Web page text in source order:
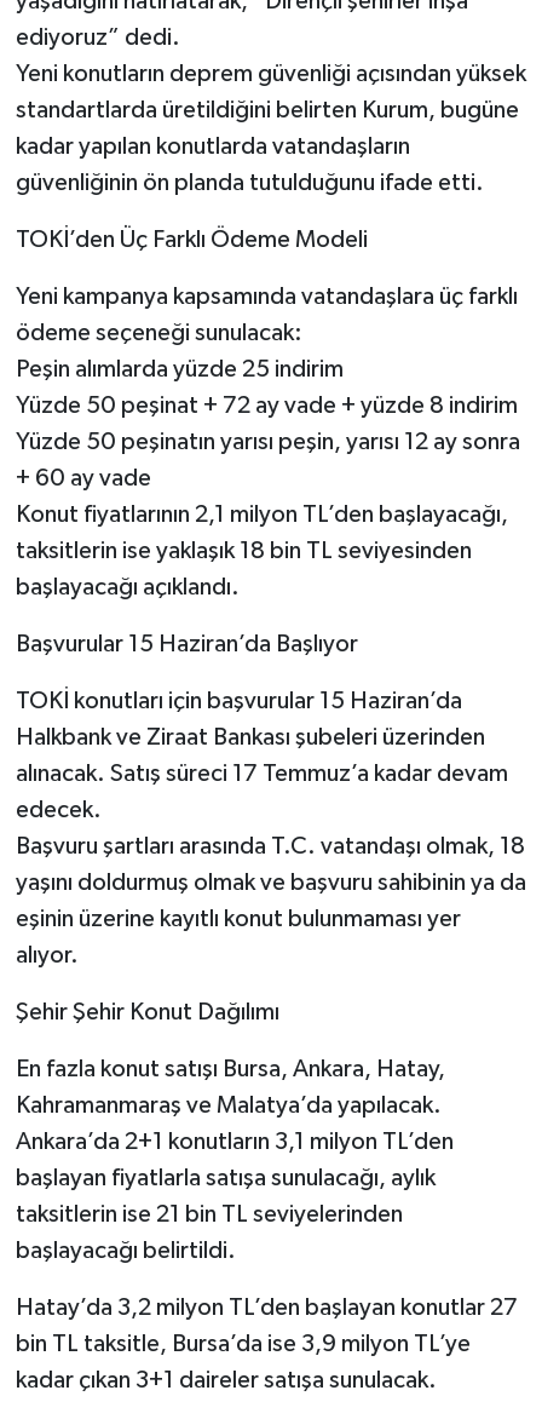
ediyoruz” dedi.
Yeni konutların deprem güvenliği açısından yüksek
standartlarda üretildiğini belirten Kurum, bugüne
kadar yapılan konutlarda vatandaşların
güvenliğinin ön planda tutulduğunu ifade etti.
TOKİ’den Üç Farklı Ödeme Modeli
Yeni kampanya kapsamında vatandaşlara üç farklı
ödeme seçeneği sunulacak:
Peşin alımlarda yüzde 25 indirim
Yüzde 50 peşinat + 72 ay vade + yüzde 8 indirim
Yüzde 50 peşinatın yarısı peşin, yarısı 12 ay sonra
+ 60 ay vade
Konut fiyatlarının 2,1 milyon TL’den başlayacağı,
taksitlerin ise yaklaşık 18 bin TL seviyesinden
başlayacağı açıklandı.
Başvurular 15 Haziran’da Başlıyor
TOKİ konutları için başvurular 15 Haziran’da
Halkbank ve Ziraat Bankası şubeleri üzerinden
alınacak. Satış süreci 17 Temmuz’a kadar devam
edecek.
Başvuru şartları arasında T.C. vatandaşı olmak, 18
yaşını doldurmuş olmak ve başvuru sahibinin ya da
eşinin üzerine kayıtlı konut bulunmaması yer
alıyor.
Şehir Şehir Konut Dağılımı
En fazla konut satışı Bursa, Ankara, Hatay,
Kahramanmaraş ve Malatya’da yapılacak.
Ankara’da 2+1 konutların 3,1 milyon TL’den
başlayan fiyatlarla satışa sunulacağı, aylık
taksitlerin ise 21 bin TL seviyelerinden
başlayacağı belirtildi.
Hatay’da 3,2 milyon TL’den başlayan konutlar 27
bin TL taksitle, Bursa’da ise 3,9 milyon TL’ye
kadar çıkan 3+1 daireler satışa sunulacak.